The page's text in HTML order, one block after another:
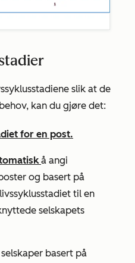
slik at de
kan du gjøre det:
for en post.
å angi
og basert på
til en
selskapets
basert på